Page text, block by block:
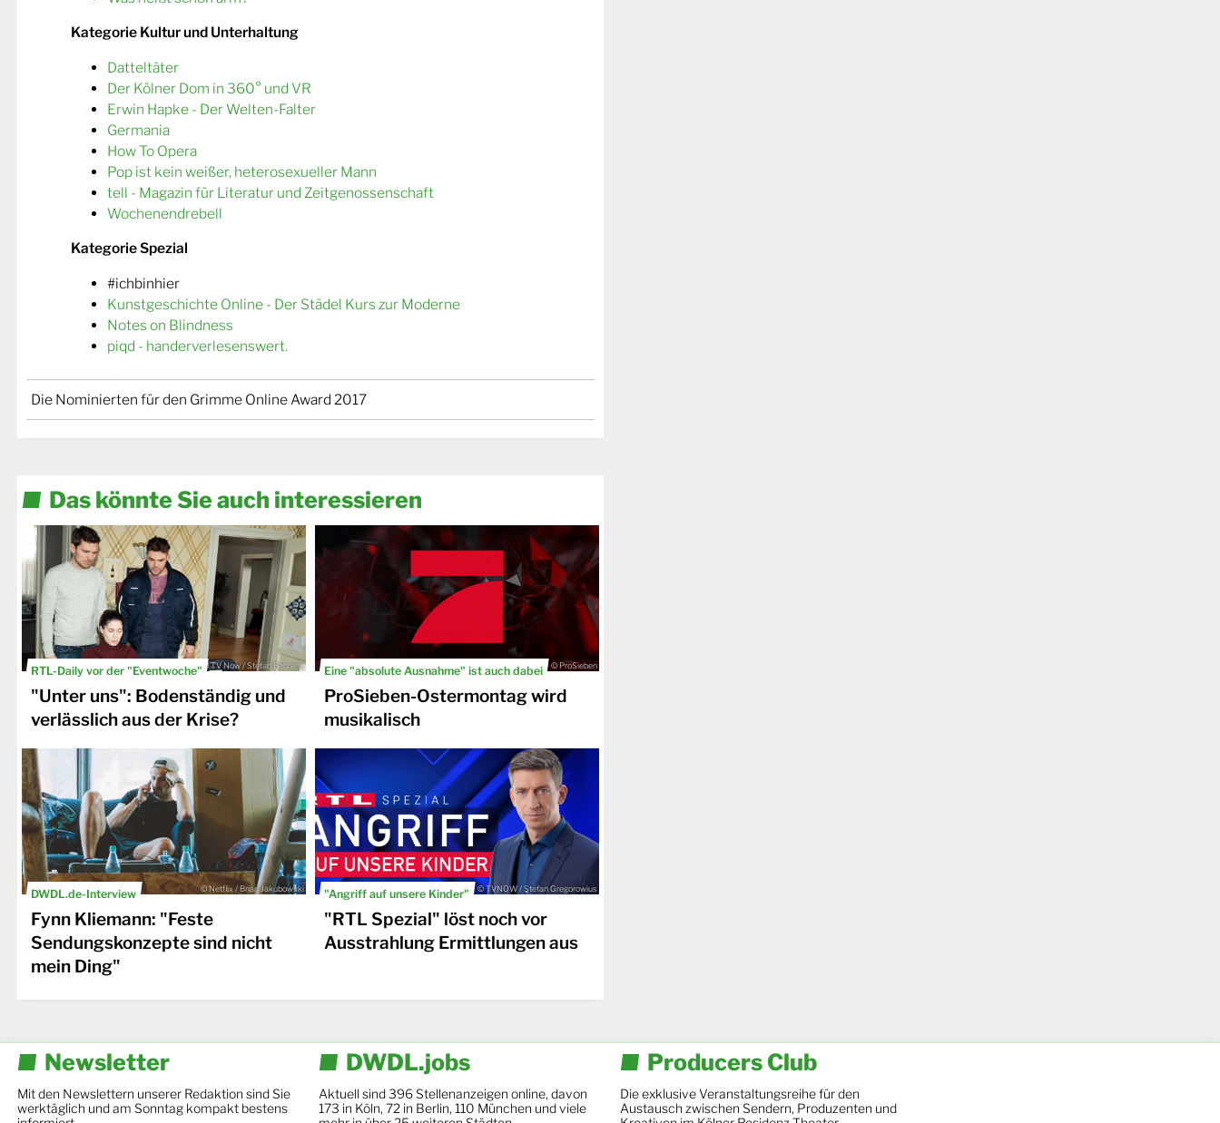
Kategorie Kultur und Unterhaltung
Datteltäter
Der Kölner Dom in 360° und VR
Erwin Hapke - Der Welten-Falter
Germania
How To Opera
Pop ist kein weißer, heterosexueller Mann
tell - Magazin für Literatur und Zeitgenossenschaft
Wochenendrebell
Kategorie Spezial
#ichbinhier
Kunstgeschichte Online - Der Städel Kurs zur Moderne
Notes on Blindness
piqd - handerverlesenswert.
Die Nominierten für den Grimme Online Award 2017
Das könnte Sie auch interessieren
RTL-Daily vor der "Eventwoche" © TV Now / Stefan Behrens
"Unter uns": Bodenständig und
verlässlich aus der Krise?
Eine "absolute Ausnahme" ist auch dabei © ProSieben
ProSieben-Ostermontag wird
musikalisch
DWDL.de-Interview © Netflix / Brian Jakubowski
Fynn Kliemann: "Feste
Sendungskonzepte sind nicht
mein Ding"
"Angriff auf unsere Kinder" © TVNOW / Stefan Gregorowius
"RTL Spezial" löst noch vor
Ausstrahlung Ermittlungen aus
Newsletter
Mit den Newslettern unserer Redaktion sind Sie
werktäglich und am Sonntag kompakt bestens
DWDL.jobs
Aktuell sind 396 Stellenanzeigen online, davon
173 in Köln, 72 in Berlin, 110 München und viele
Producers Club
Die exklusive Veranstaltungsreihe für den
Austausch zwischen Sendern, Produzenten und